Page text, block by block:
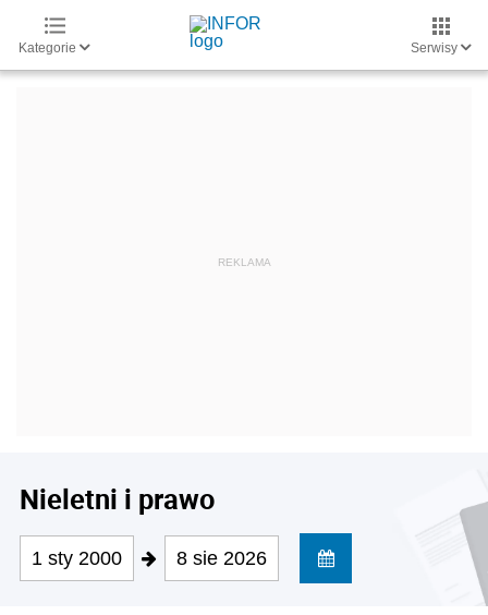
Kategorie Serwisy
Nieletni i prawo
1 sty 2000 8 sie 2026